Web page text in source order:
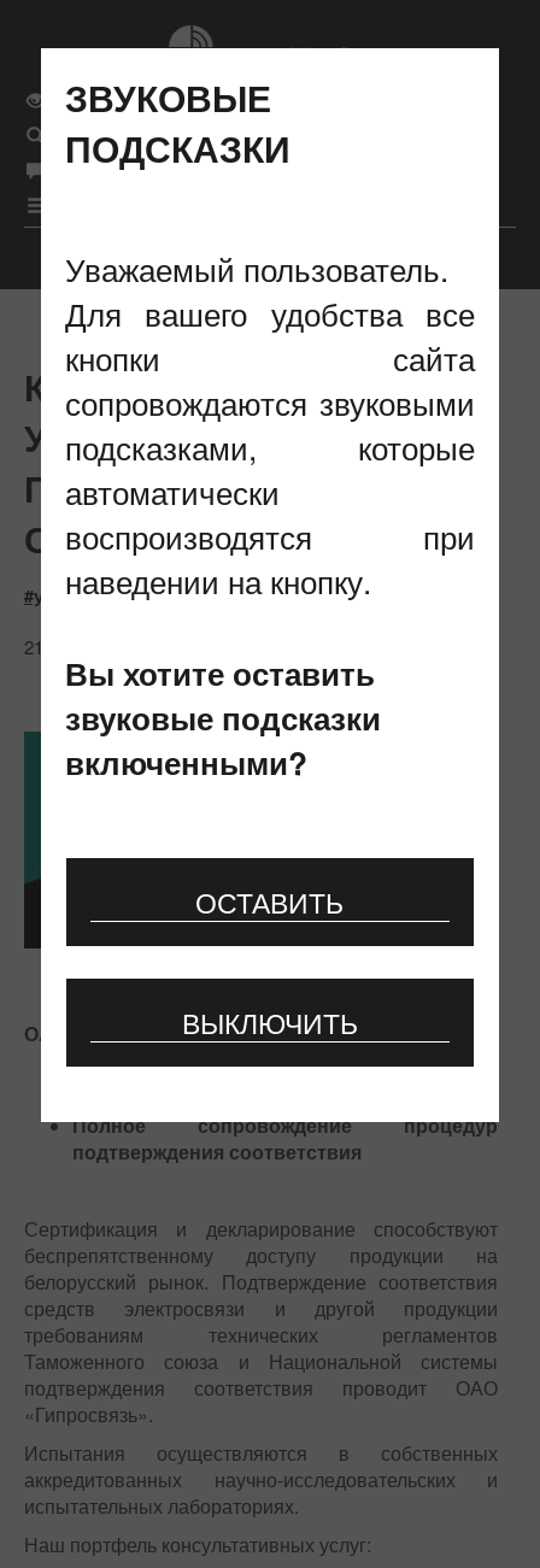
ЗВУКОВЫЕ
ПОДСКАЗКИ
Уважаемый пользователь.
Для вашего удобства все
кнопки сайта
сопровождаются звуковыми
подсказками, которые
автоматически
воспроизводятся при
наведении на кнопку.
Вы хотите оставить
звуковые подсказки
включенными?
ОСТАВИТЬ
ВЫКЛЮЧИТЬ
Обычная версия сайта
Поиск
Язык сайта
рус| бел| eng
Настройки отображения
КОНСУЛЬТАТИВНАЯ
УСЛУГА В ОБЛАСТИ
ПОДТВЕРЖДЕНИЯ
СООТВЕТСТВИЯ
#услуги
21.01.2020
ОАО
«Гипросвязь» предлагает:
Консультативные услуги по сертификации
Полное сопровождение процедур
подтверждения соответствия
Сертификация и декларирование способствуют
беспрепятственному доступу продукции на
белорусский рынок. Подтверждение соответствия
средств электросвязи и другой продукции
требованиям технических регламентов
Таможенного союза и Национальной системы
подтверждения соответствия проводит ОАО
«Гипросвязь».
Испытания осуществляются в собственных
аккредитованных научно-исследовательских и
испытательных лабораториях.
Наш портфель консультативных услуг: